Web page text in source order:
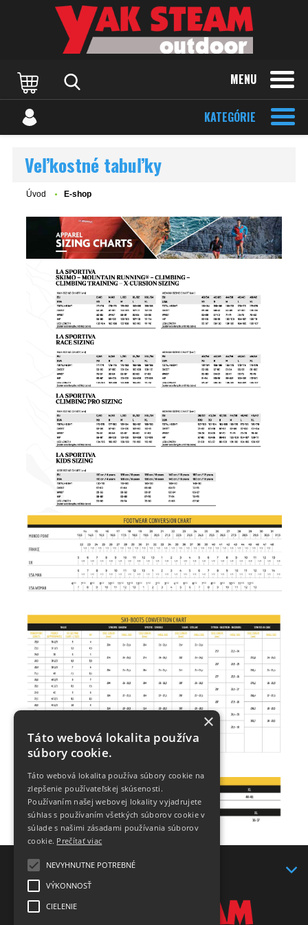
MENU
KATEGÓRIE
Veľkostné tabuľky
Úvod E-shop
×
Táto webová lokalita používa
súbory cookie.
Táto webová lokalita používa súbory cookie na
zlepšenie používateľskej skúsenosti.
Používaním našej webovej lokality vyjadrujete
súhlas s používaním všetkých súborov cookie v
súlade s našimi zásadami používania súborov
cookie. Prečítať viac
NEVYHNUTNE POTREBNÉ
VÝKONNOSŤ
CIELENIE